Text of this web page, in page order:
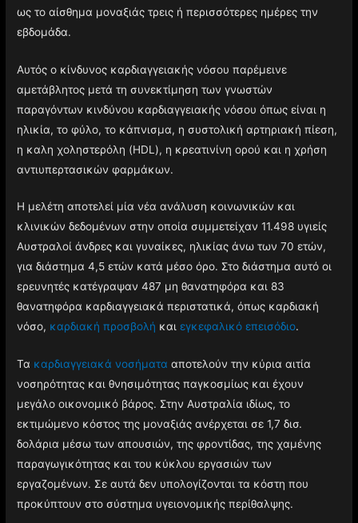
ως το αίσθημα μοναξιάς τρεις ή περισσότερες ημέρες την
εβδομάδα.
Αυτός ο κίνδυνος καρδιαγγειακής νόσου παρέμεινε
αμετάβλητος μετά τη συνεκτίμηση των γνωστών
παραγόντων κινδύνου καρδιαγγειακής νόσου όπως είναι η
ηλικία, το φύλο, το κάπνισμα, η συστολική αρτηριακή πίεση,
η καλη χοληστερόλη (HDL), η κρεατινίνη ορού και η χρήση
αντιυπερτασικών φαρμάκων.
Η μελέτη αποτελεί μία νέα ανάλυση κοινωνικών και
κλινικών δεδομένων στην οποία συμμετείχαν 11.498 υγιείς
Αυστραλοί άνδρες και γυναίκες, ηλικίας άνω των 70 ετών,
για διάστημα 4,5 ετών κατά μέσο όρο. Στο διάστημα αυτό οι
ερευνητές κατέγραψαν 487 μη θανατηφόρα και 83
θανατηφόρα καρδιαγγειακά περιστατικά, όπως καρδιακή
νόσο, καρδιακή προσβολή καιεγκεφαλικό επεισόδιο.
Τα καρδιαγγειακά νοσήματα αποτελούν την κύρια αιτία
νοσηρότητας και θνησιμότητας παγκοσμίως και έχουν
μεγάλο οικονομικό βάρος. Στην Αυστραλία ιδίως, το
εκτιμώμενο κόστος της μοναξιάς ανέρχεται σε 1,7 δισ.
δολάρια μέσω των απουσιών, της φροντίδας, της χαμένης
παραγωγικότητας και του κύκλου εργασιών των
εργαζομένων. Σε αυτά δεν υπολογίζονται τα κόστη που
προκύπτουν στο σύστημα υγειονομικής περίθαλψης.